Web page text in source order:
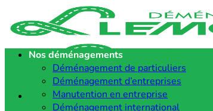
au
contenu
Nos déménagements
Déménagement de particuliers
Déménagement d’entreprises
Manutention en entreprise
Déménagement international